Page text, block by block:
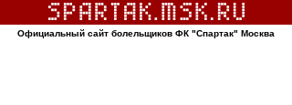
Официальный сайт болельщиков ФК "Спартак" Москва